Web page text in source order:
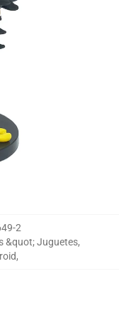
2
&quot; Juguetes,
,